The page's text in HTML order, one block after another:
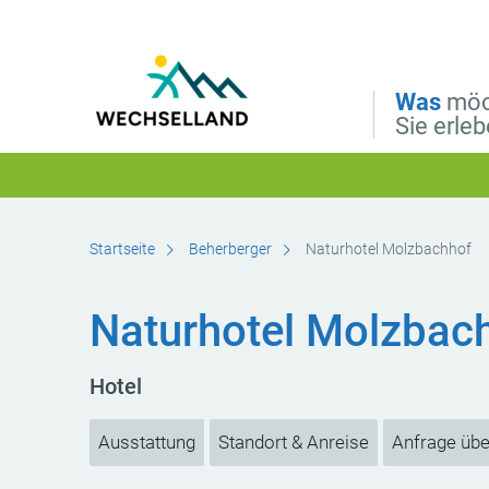
Was
Sie
Startseite Beherberger Naturhotel Molzbachhof
Naturhotel
Hotel
Ausstattung Standort & Anreise Anfrage